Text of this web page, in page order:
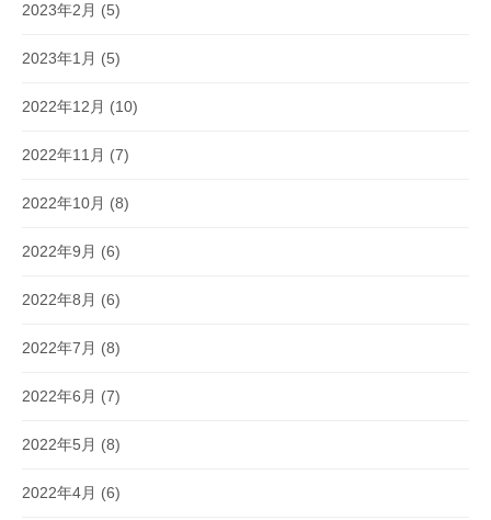
2023年2月 (5)
2023年1月 (5)
2022年12月 (10)
2022年11月 (7)
2022年10月 (8)
2022年9月 (6)
2022年8月 (6)
2022年7月 (8)
2022年6月 (7)
2022年5月 (8)
2022年4月 (6)